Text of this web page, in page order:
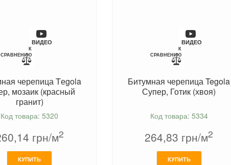
ВИДЕО
К
СРАВНЕНИЮ
черепица Tеgola
мозаик (красный
гранит)
Код товара: 5320
грн/м2
КУПИТЬ
ВИДЕО
К
СРАВНЕНИЮ
Битумная черепица Tegola
Супер, Готик (хвоя)
Код товара: 5334
264,83 грн/м2
КУПИТЬ